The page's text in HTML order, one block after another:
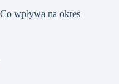
wpływa na okres